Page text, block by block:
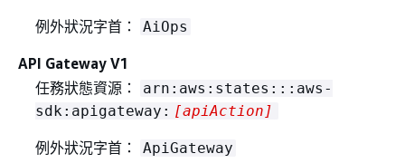
例外狀況字首： AiOps
API Gateway V1
任務狀態資源：
arn:aws:states:::aws-
sdk:apigateway: [apiAction]
例外狀況字首： ApiGateway